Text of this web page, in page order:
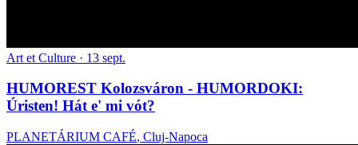
Art et Culture · 13 sept.
HUMOREST Kolozsváron - HUMORDOKI:
Úristen! Hát e' mi vót?
PLANETÁRIUM CAFÉ, Cluj-Napoca